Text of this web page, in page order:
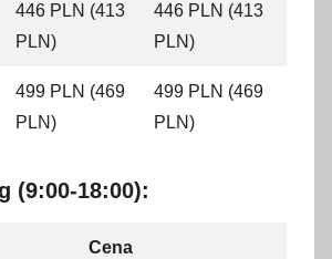
446 PLN (413
PLN)
446 PLN (413
PLN)
499 PLN (469
PLN)
499 PLN (469
PLN)
(9:00-18:00):
Cena